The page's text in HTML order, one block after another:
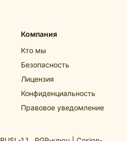
Компания
Кто мы
Безопасность
Лицензия
Конфиденциальность
Правовое уведомление